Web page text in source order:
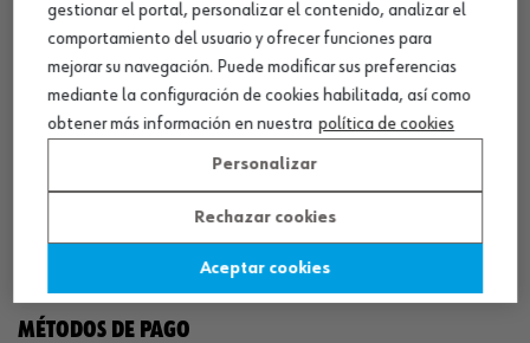
¡WÜRTH EMPRESA SOLIDARIA!
¡DESCARGA NUESTRA APP!
MÉTODOS DE PAGO
gestionar el portal, personalizar el contenido, analizar el
comportamiento del usuario y ofrecer funciones para
mejorar su navegación. Puede modificar sus preferencias
mediante la configuración de cookies habilitada, así como
obtener más información en nuestra política de cookies
Personalizar
Rechazar cookies
Aceptar cookies